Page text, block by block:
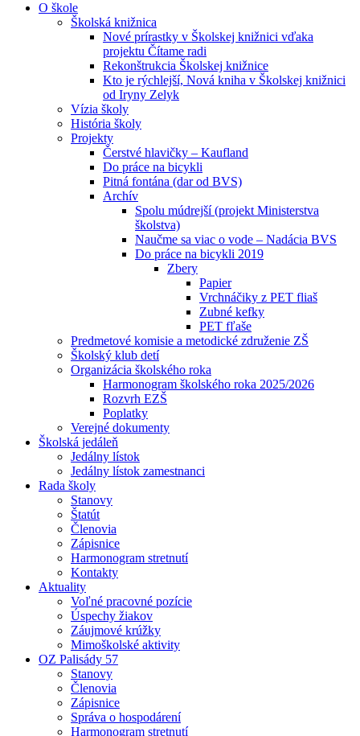
O škole
Školská knižnica
Nové prírastky v Školskej knižnici vďaka
projektu Čítame radi
Rekonštrukcia Školskej knižnice
Kto je rýchlejší, Nová kniha v Školskej knižnici
od Iryny Zelyk
Vízia školy
História školy
Projekty
Čerstvé hlavičky – Kaufland
Do práce na bicykli
Pitná fontána (dar od BVS)
Archív
Spolu múdrejší (projekt Ministerstva
školstva)
Naučme sa viac o vode – Nadácia BVS
Do práce na bicykli 2019
Zbery
Papier
Vrchnáčiky z PET fliaš
Zubné kefky
PET fľaše
Predmetové komisie a metodické združenie ZŠ
Školský klub detí
Organizácia školského roka
Harmonogram školského roka 2025/2026
Rozvrh EZŠ
Poplatky
Verejné dokumenty
Školská jedáleň
Jedálny lístok
Jedálny lístok zamestnanci
Rada školy
Stanovy
Štatút
Členovia
Zápisnice
Harmonogram stretnutí
Kontakty
Aktuality
Voľné pracovné pozície
Úspechy žiakov
Záujmové krúžky
Mimoškolské aktivity
OZ Palisády 57
Stanovy
Členovia
Zápisnice
Správa o hospodárení
Harmonogram stretnutí